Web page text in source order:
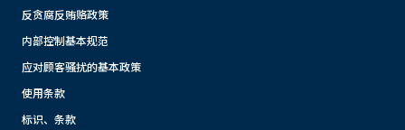
反贪腐反贿赂政策
内部控制基本规范
应对顾客骚扰的基本政策
使用条款
标识、条款